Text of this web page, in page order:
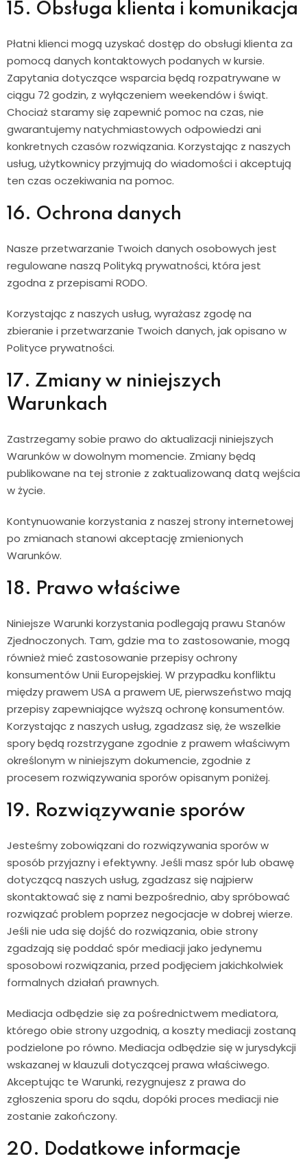
15. Obsługa klienta i komunikacja
Płatni klienci mogą uzyskać dostęp do obsługi klienta za
pomocą danych kontaktowych podanych w kursie.
Zapytania dotyczące wsparcia będą rozpatrywane w
ciągu 72 godzin, z wyłączeniem weekendów i świąt.
Chociaż staramy się zapewnić pomoc na czas, nie
gwarantujemy natychmiastowych odpowiedzi ani
konkretnych czasów rozwiązania. Korzystając z naszych
usług, użytkownicy przyjmują do wiadomości i akceptują
ten czas oczekiwania na pomoc.
16. Ochrona danych
Nasze przetwarzanie Twoich danych osobowych jest
regulowane naszą Polityką prywatności, która jest
zgodna z przepisami RODO.
Korzystając z naszych usług, wyrażasz zgodę na
zbieranie i przetwarzanie Twoich danych, jak opisano w
Polityce prywatności.
17. Zmiany w niniejszych
Warunkach
Zastrzegamy sobie prawo do aktualizacji niniejszych
Warunków w dowolnym momencie. Zmiany będą
publikowane na tej stronie z zaktualizowaną datą wejścia
w życie.
Kontynuowanie korzystania z naszej strony internetowej
po zmianach stanowi akceptację zmienionych
Warunków.
18. Prawo właściwe
Niniejsze Warunki korzystania podlegają prawu Stanów
Zjednoczonych. Tam, gdzie ma to zastosowanie, mogą
również mieć zastosowanie przepisy ochrony
konsumentów Unii Europejskiej. W przypadku konfliktu
między prawem USA a prawem UE, pierwszeństwo mają
przepisy zapewniające wyższą ochronę konsumentów.
Korzystając z naszych usług, zgadzasz się, że wszelkie
spory będą rozstrzygane zgodnie z prawem właściwym
określonym w niniejszym dokumencie, zgodnie z
procesem rozwiązywania sporów opisanym poniżej.
19. Rozwiązywanie sporów
Jesteśmy zobowiązani do rozwiązywania sporów w
sposób przyjazny i efektywny. Jeśli masz spór lub obawę
dotyczącą naszych usług, zgadzasz się najpierw
skontaktować się z nami bezpośrednio, aby spróbować
rozwiązać problem poprzez negocjacje w dobrej wierze.
Jeśli nie uda się dojść do rozwiązania, obie strony
zgadzają się poddać spór mediacji jako jedynemu
sposobowi rozwiązania, przed podjęciem jakichkolwiek
formalnych działań prawnych.
Mediacja odbędzie się za pośrednictwem mediatora,
którego obie strony uzgodnią, a koszty mediacji zostaną
podzielone po równo. Mediacja odbędzie się w jurysdykcji
wskazanej w klauzuli dotyczącej prawa właściwego.
Akceptując te Warunki, rezygnujesz z prawa do
zgłoszenia sporu do sądu, dopóki proces mediacji nie
zostanie zakończony.
20. Dodatkowe informacje